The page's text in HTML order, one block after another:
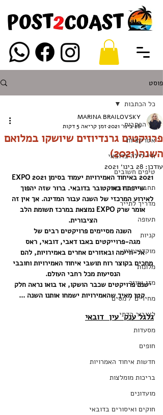
פוסט
כל הכתבות
אטרקציות
חיי לילה בדובאי
טיפים חשובים
תחבורה בדובאי
מדריך לתייר
תעופה
קניות
מוקדי עניין
מלונות
מזג אוויר
מחירים / מסים
לציבור הדתי
מסעדות
חופים
חדשות איחוד האמרויות
בריכות מומלצות
מועדונים
חוקים ואיסורים בדובאי
כל הכתבות
פרויקטים גרנדיוזים שיושקו במלואם
השנה(2021)
MARINA BRAILOVSKY
28 בינו׳ 2021
זמן קריאה 5 דקות
עודכן: 28 בינו׳ 2021
שייפתח באוקטובר בדובאי. ברור שזה יהפוך
לאירוע המרכזי של השנה עבור המדינה. אך אין זה
אומר שרק EXPO נמצאת במרכז תשומת הלב
הציבורית.
השנה מסיימים פרויקטים רבים של
מגה-פרוייקטים באבו דאבי, דובאי, ראס
אל-חיימה ובאזורים אחרים באמירויות, להם
מחכים בקוצר רוח תושבי איחוד האמירויות וחובבי
הנסיעות מכל רחבי העולם.
ישנם פרויקטים שכבר הושקו, אז בואו נראה חלק
קטן מאיך שהאמירויות ישמחו אותנו השנה ...
גלגל ענק  עין  דובאי